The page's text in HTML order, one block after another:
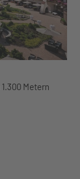
Metern